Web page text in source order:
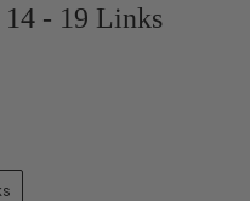
- 19 Links